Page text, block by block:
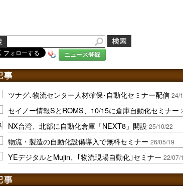
ニュース登録
ツナグ､物流センター人材確保･自動化セミナー配信 24/
セイノー情報SとROMS、10/15に倉庫自動化セミナー
NX台湾、北部に自動化倉庫「NEXT8」開設 25/10/22
物流・製造の自動化設備導入で無料セミナー 26/05/19
YEデジタルとMujin、｢物流現場自動化｣セミナー 22/07/